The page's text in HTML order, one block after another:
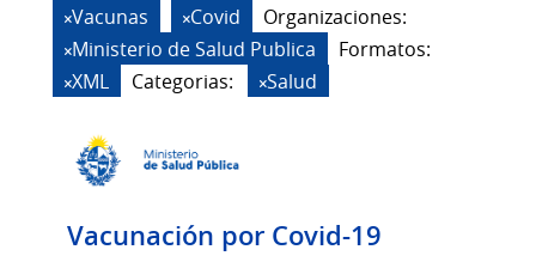
Vacunas Covid
Organizaciones:
Ministerio de Salud Publica
Formatos:
XML
Categorias: Salud
Vacunación por Covid-19